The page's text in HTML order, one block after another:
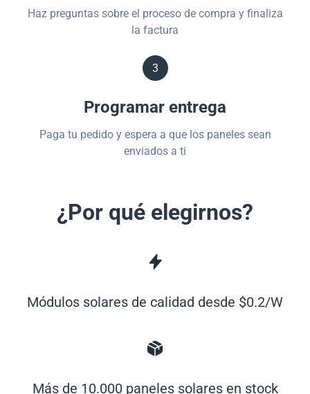
Haz preguntas sobre el proceso de compra y finaliza
la factura
3
Programar entrega
Paga tu pedido y espera a que los paneles sean
enviados a ti
¿Por qué elegirnos?
Módulos solares de calidad desde $0.2/W
Más de 10.000 paneles solares en stock